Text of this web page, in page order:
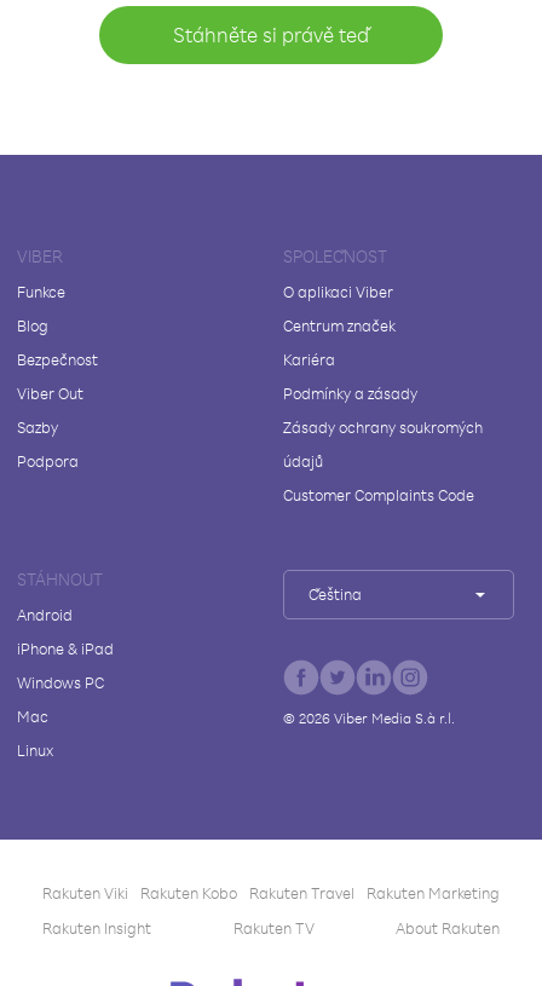
Stáhněte si právě teď
VIBER
Funkce
Blog
Bezpečnost
Viber Out
Sazby
Podpora
SPOLEČNOST
O aplikaci Viber
Centrum značek
Kariéra
Podmínky a zásady
Zásady ochrany soukromých
údajů
Customer Complaints Code
STÁHNOUT
Android
iPhone & iPad
Windows PC
Mac
Linux
Čeština
© 2026Viber Media S.à r.l.
Rakuten Viki Rakuten Kobo Rakuten Travel
Rakuten Marketing
Rakuten Insight
Rakuten TV About Rakuten